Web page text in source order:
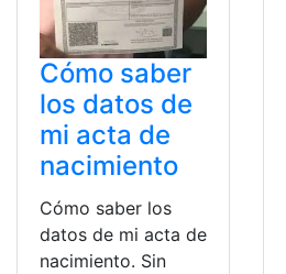
Cómo saber
los datos de
mi acta de
nacimiento
Cómo saber los
datos de mi acta de
nacimiento. Sin